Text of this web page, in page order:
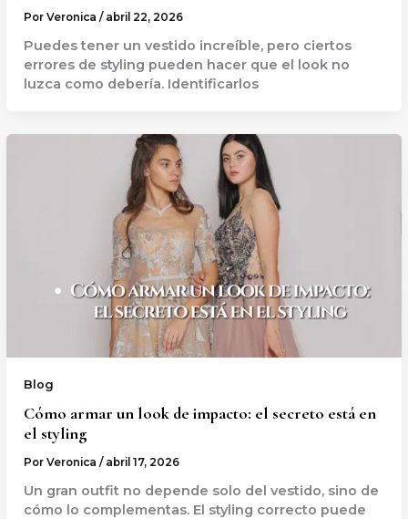
PorVeronica/ abril 22, 2026
Puedes tener un vestido increíble, pero ciertos
errores de styling pueden hacer que el look no
luzca como debería. Identificarlos
Blog
Cómo armar un look de impacto: el secreto está en
el styling
PorVeronica/ abril 17, 2026
Un gran outfit no depende solo del vestido, sino de
cómo lo complementas. El styling correcto puede